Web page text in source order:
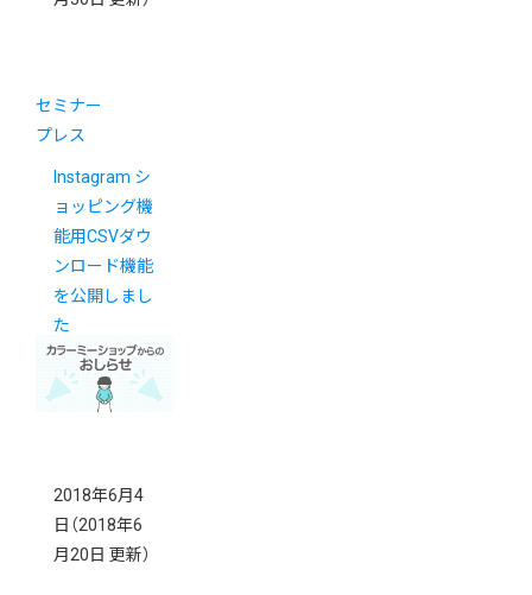
セミナー
プレス
Instagram シ
ョッピング機
能用CSVダウ
ンロード機能
を公開しまし
た
2018年6月4
日 （2018年6
月20日 更新）